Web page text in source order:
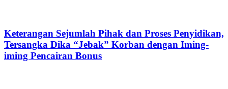
Keterangan Sejumlah Pihak dan Proses Penyidikan,
Tersangka Dika “Jebak” Korban dengan Iming-
iming Pencairan Bonus